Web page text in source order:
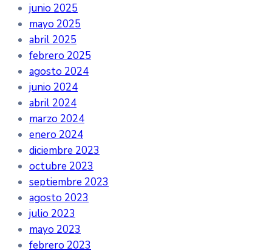
junio 2025
mayo 2025
abril 2025
febrero 2025
agosto 2024
junio 2024
abril 2024
marzo 2024
enero 2024
diciembre 2023
octubre 2023
septiembre 2023
agosto 2023
julio 2023
mayo 2023
febrero 2023